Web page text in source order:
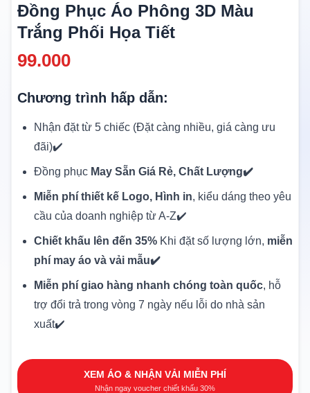
Đồng Phục Áo Phông 3D Màu
Trắng Phối Họa Tiết
99.000
Chương trình hấp dẫn:
Nhận đặt từ 5 chiếc (Đặt càng nhiều, giá càng ưu
đãi)✔️
Đồng phục May Sẵn Giá Rẻ, Chất Lượng✔️
Miễn phí thiết kế Logo, Hình in, kiểu dáng theo yêu
cầu của doanh nghiệp từ A-Z✔️
Chiết khấu lên đến 35% Khi đặt số lượng lớn, miễn
phí may áo và vải mẫu✔️
Miễn phí giao hàng nhanh chóng toàn quốc, hỗ
trợ đổi trả trong vòng 7 ngày nếu lỗi do nhà sản
xuất✔️
XEM ÁO & NHẬN VẢI MIỄN PHÍ
Nhận ngay voucher chiết khấu 30%